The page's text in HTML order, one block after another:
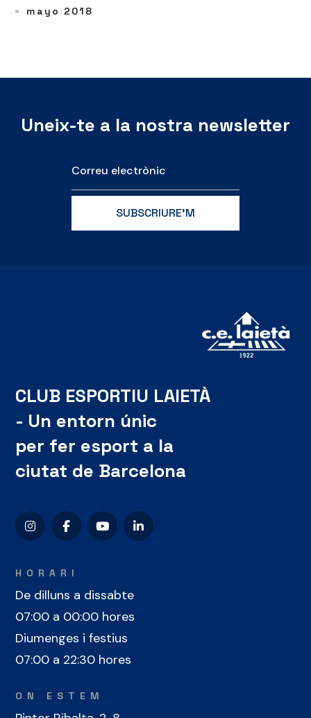
mayo 2018
Uneix-te a la nostra newsletter
CLUB ESPORTIU LAIETÀ
- Un entorn únic
per fer esport a la
ciutat de Barcelona
HORARI
De dilluns a dissabte
07:00 a 00:00 hores
Diumenges i festius
07:00 a 22:30 hores
ON ESTEM